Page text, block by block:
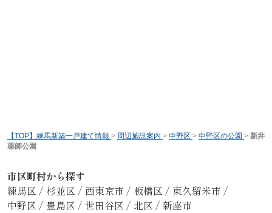
【TOP】練馬新築一戸建て情報 > 周辺施設案内 > 中野区 > 中野区の公園 > 新井
薬師公園
市区町村から探す
練馬区 / 杉並区 / 西東京市 / 板橋区 / 東久留米市 /
中野区 / 豊島区 / 世田谷区 / 北区 / 新座市